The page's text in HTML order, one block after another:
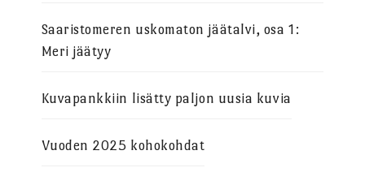
Saaristomeren uskomaton jäätalvi, osa 1:
Meri jäätyy
Kuvapankkiin lisätty paljon uusia kuvia
Vuoden 2025 kohokohdat